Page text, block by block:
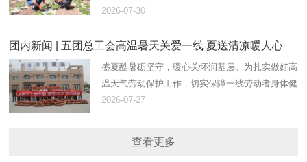
八连连长田翠彩正俯身田间，仔细查看植株密度与
控。
2026-07-30
团内新闻 | 五团总工会高温暑天关爱一线 夏送清凉暖人心
盛夏酷暑砺坚守，暖心关怀润基层。为扎实做好高
温天气劳动保护工作，切实保障一线劳动者身体健
康，传递组织温暖、凝聚奋进力量。近日，在团镇
2026-07-27
查看更多